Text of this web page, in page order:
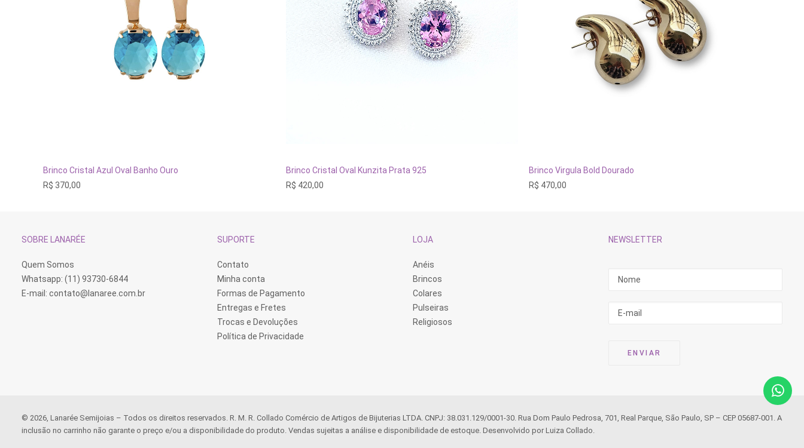
ADICIONAR AO CARRINHO
Brinco Cristal Azul Oval Banho Ouro
R$ 370,00
ADICIONAR AO CARRINHO
Brinco Cristal Oval Kunzita Prata 925
R$ 420,00
ADICIONAR AO CARRINHO
Brinco Virgula Bold Dourado
R$ 470,00
SOBRE LANARÉE
Quem Somos
Whatsapp: (11) 93730-6844
E-mail: contato@lanaree.com.br
SUPORTE
Contato
Minha conta
Formas de Pagamento
Entregas e Fretes
Trocas e Devoluções
Política de Privacidade
LOJA
Anéis
Brincos
Colares
Pulseiras
Religiosos
NEWSLETTER
© 2026, Lanarée Semijoias – Todos os direitos reservados. R. M. R. Collado Comércio de Artigos de Bijuterias LTDA. CNPJ: 38.031.129/0001-30. Rua Dom Paulo Pedrosa, 701, Real Parque, São Paulo, SP – CEP 05687-001. A
inclusão no carrinho não garante o preço e/ou a disponibilidade do produto. Vendas sujeitas a análise e disponibilidade de estoque. Desenvolvido por Luiza Collado.